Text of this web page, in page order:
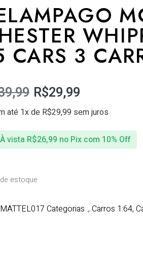
CARS 3
R$29,99
até 1x de R$29,99 sem juros
À vista R$26,99 no Pix com 10% Off
estoque
MATTEL017 Categorias ., Carros 1:64,